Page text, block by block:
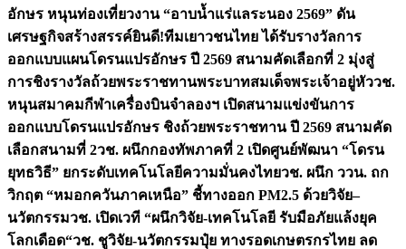
อักษร หนุนท่องเที่ยวงาน “อาบน้ำแร่แลระนอง 2569” ดัน
เศรษฐกิจสร้างสรรค์ยินดี!ทีมเยาวชนไทย ได้รับรางวัลการ
ออกแบบแผนโดรนแปรอักษร ปี 2569 สนามคัดเลือกที่ 2 มุ่งสู่
การชิงรางวัลถ้วยพระราชทานพระบาทสมเด็จพระเจ้าอยู่หัววช.
หนุนสมาคมกีฬาเครื่องบินจำลองฯ เปิดสนามแข่งขันการ
ออกแบบโดรนแปรอักษร ชิงถ้วยพระราชทาน ปี 2569 สนามคัด
เลือกสนามที่ 2วช. ผนึกกองทัพภาคที่ 2 เปิดศูนย์พัฒนา “โดรน
ยุทธวิธี” ยกระดับเทคโนโลยีความมั่นคงไทยวช. ผนึก ววน. ถก
วิกฤต “หมอกควันภาคเหนือ” ชี้ทางออก PM2.5 ด้วยวิจัย–
นวัตกรรมวช. เปิดเวที “ผนึกวิจัย-เทคโนโลยี รับมือภัยแล้งยุค
โลกเดือด“วช. ชูวิจัย-นวัตกรรมปุ๋ย ทางรอดเกษตรกรไทย ลด